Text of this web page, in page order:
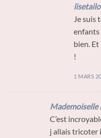
Je suis
enfants
bien.
!
1 MARS
Mademoiselle
C’est
j allais tricoter